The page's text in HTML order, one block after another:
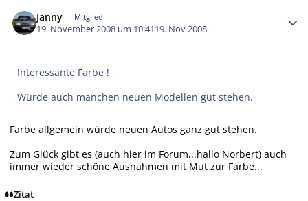
Janny Mitglied
19. November 2008 um 10:4119. Nov 2008
Interessante Farbe !
Würde auch manchen neuen Modellen gut stehen.
Farbe allgemein würde neuen Autos ganz gut stehen.
Zum Glück gibt es (auch hier im Forum...hallo Norbert) auch
immer wieder schöne Ausnahmen mit Mut zur Farbe...
Zitat